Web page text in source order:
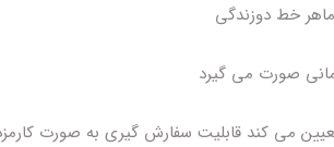
صورت می گیرد
تعیین می کند قابلیت سفارش گیری به صورت